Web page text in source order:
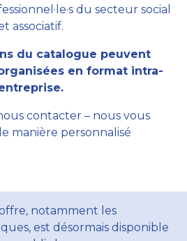
du secteur social
associatif.
du catalogue peuvent
en format intra-
contacter – nous vous
manière personnalisé
notamment les
est désormais disponible